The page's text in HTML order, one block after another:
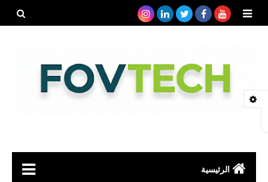
الرئيسية